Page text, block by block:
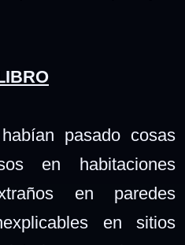
pasado cosas
en habitaciones
en paredes
en sitios